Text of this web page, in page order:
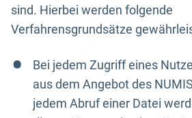
sind. Hierbei werden folgende
Verfahrensgrundsätze
Bei jedem Zugriff eines
aus dem Angebot des
jedem Abruf einer Datei